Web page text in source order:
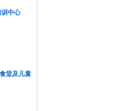
中心
堂及儿童